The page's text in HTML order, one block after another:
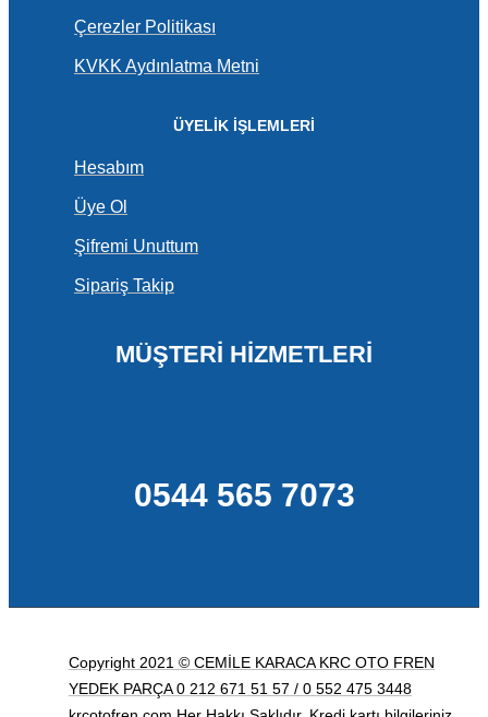
Çerezler Politikası
KVKK Aydınlatma Metni
ÜYELİK İŞLEMLERİ
Hesabım
Üye Ol
Şifremi Unuttum
Sipariş Takip
MÜŞTERİ HİZMETLERİ
0544 565 7073
Copyright 2021 © CEMİLE KARACA KRC OTO FREN
YEDEK PARÇA 0 212 671 51 57 / 0 552 475 3448